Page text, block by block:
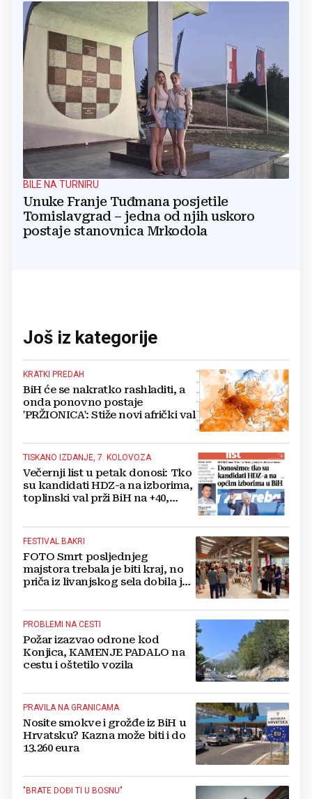
BILE NA TURNIRU
Unuke Franje Tuđmana posjetile
Tomislavgrad – jedna od njih uskoro
postaje stanovnica Mrkodola
Još iz kategorije
KRATKI PREDAH
BiH će se nakratko rashladiti, a
onda ponovno postaje
'PRŽIONICA': Stiže novi afrički val
TISKANO IZDANJE, 7. KOLOVOZA
Večernji list u petak donosi: Tko
su kandidati HDZ-a na izborima,
toplinski val prži BiH na +40,
FESTIVAL BAKRI
FOTO Smrt posljednjeg
majstora trebala je biti kraj, no
priča iz livanjskog sela dobila je
PROBLEMI NA CESTI
Požar izazvao odrone kod
Konjica, KAMENJE PADALO na
cestu i oštetilo vozila
PRAVILA NA GRANICAMA
Nosite smokve i grožđe iz BiH u
Hrvatsku? Kazna može biti i do
13.260 eura
"BRATE DOĐI TI U BOSNU"